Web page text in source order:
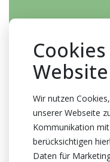
Website
Wir nutzen
unserer Webseite
Kommunikation
berücksichtigen
Daten für